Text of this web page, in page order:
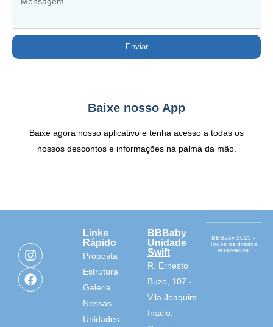
Enviar
Baixe nosso App
Baixe agora nosso aplicativo e tenha acesso a todas os
nossos descontos e informações na palma da mão.
Links
Rápido
Proposta
Estrutura
Galeria
Nossas
Unidades
BBBaby
Unidade
Swift
R. Ernesto
Buzo, 107 -
Vila Joaquim
Inacio,
BBBaby 2025 -
Todos os direitos
reservados